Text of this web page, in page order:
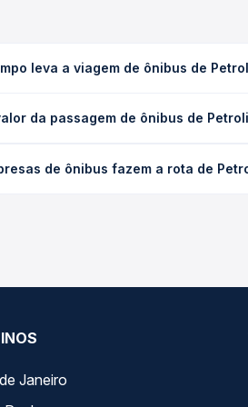
leva a viagem de ônibus de
leito) e as condições de tráfego. Na
da passagem de ônibus de
e a antecedência da compra. Na
de ônibus fazem a rota de
Janeiro